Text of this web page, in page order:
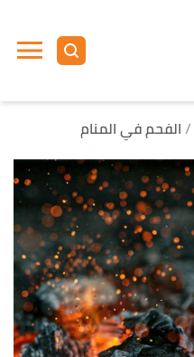
الفحم في المنام